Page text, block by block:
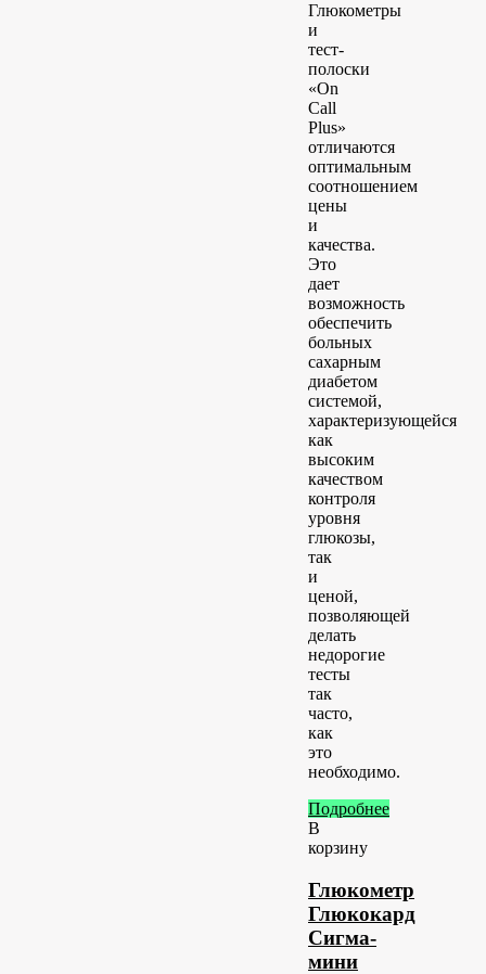
Глюкометры
и
тест-
полоски
«On
Call
Plus»
отличаются
оптимальным
соотношением
цены
и
качества.
Это
дает
возможность
обеспечить
больных
сахарным
диабетом
системой,
характеризующейся
как
высоким
качеством
контроля
уровня
глюкозы,
так
и
ценой,
позволяющей
делать
недорогие
тесты
так
часто,
как
это
необходимо.
Подробнее
В
корзину
Глюкометр
Глюкокард
Сигма-
мини